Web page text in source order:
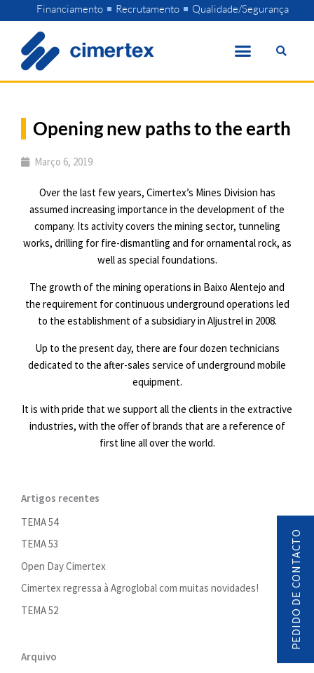
to
content
Financiamento Recrutamento Qualidade/Segurança
Opening new paths to the earth
Março 6, 2019
Over the last few years, Cimertex’s Mines Division has
assumed increasing importance in the development of the
company. Its activity covers the mining sector, tunneling
works, drilling for fire-dismantling and for ornamental rock, as
well as special foundations.
The growth of the mining operations in Baixo Alentejo and
the requirement for continuous underground operations led
to the establishment of a subsidiary in Aljustrel in 2008.
Up to the present day, there are four dozen technicians
dedicated to the after-sales service of underground mobile
equipment.
It is with pride that we support all the clients in the extractive
industries, with the offer of brands that are a reference of
first line all over the world.
Artigos recentes
TEMA 54
TEMA 53
Open Day Cimertex
Cimertex regressa à Agroglobal com muitas novidades!
TEMA 52
Arquivo
PEDIDO DE CONTACTO